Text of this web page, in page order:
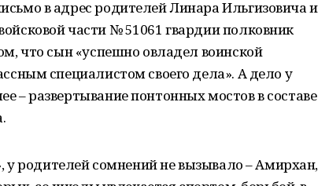
в адрес родителей Линара Ильгизовича и
части № 51061 гвардии полковник
что сын «успешно овладел воинской
специалистом своего дела». А дело у
– развертывание понтонных мостов в составе
у родителей сомнений не вызывало – Амирхан,